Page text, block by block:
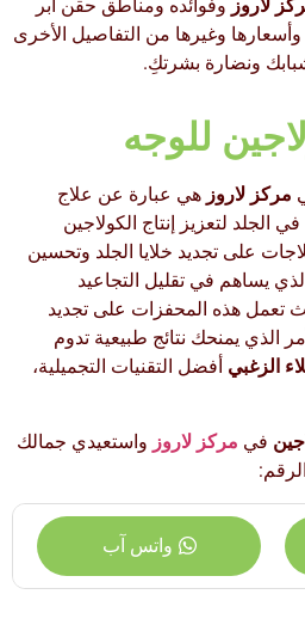
لاروز وفوائده ومناطق حقن ابر
وأسعارها وغيرها من التفاصيل الأخرى
ونضارة بشرتكِ.
للوجه
مركز لاروز هي عبارة عن علاج
الجلد لتعزيز إنتاج الكولاجين
على تجديد خلايا الجلد وتحسين
يساهم في تقليل التجاعيد
تعمل هذه المحفزات على تجديد
الذي يمنحك نتائج طبيعية تدوم
الزغبي أفضل التقنيات التجميلية،
في مركز لاروز واستعيدي جمالك
واتس آب